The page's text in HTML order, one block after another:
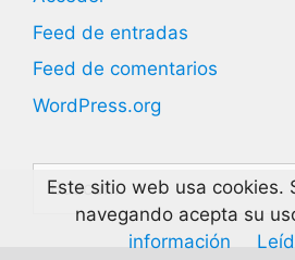
Feed de entradas
Feed de comentarios
WordPress.org
Buscar:
Este sitio web usa cookies.
navegando acepta su
información